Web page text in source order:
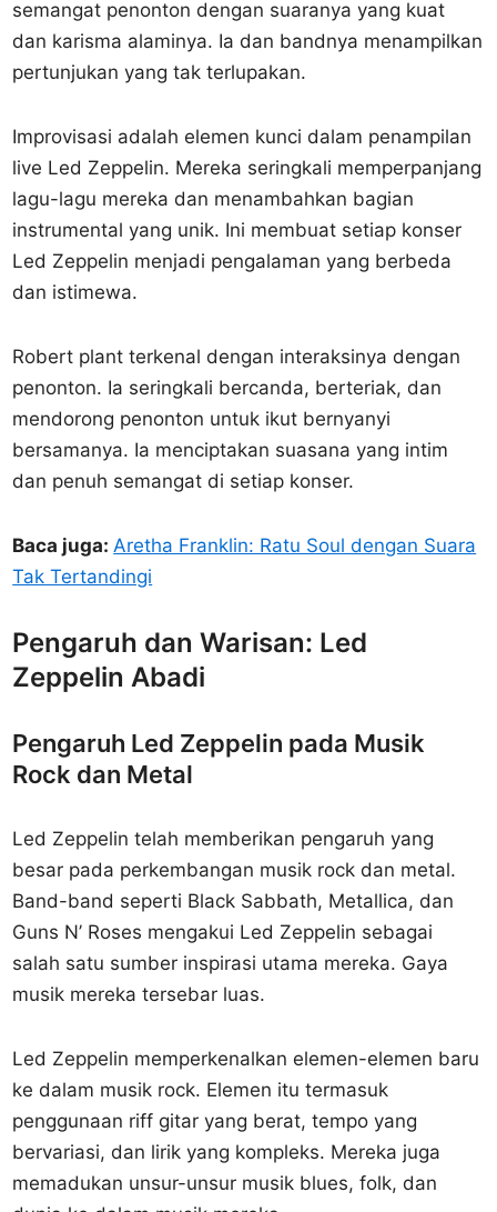
semangat penonton dengan suaranya yang kuat
dan karisma alaminya. Ia dan bandnya menampilkan
pertunjukan yang tak terlupakan.
Improvisasi adalah elemen kunci dalam penampilan
live Led Zeppelin. Mereka seringkali memperpanjang
lagu-lagu mereka dan menambahkan bagian
instrumental yang unik. Ini membuat setiap konser
Led Zeppelin menjadi pengalaman yang berbeda
dan istimewa.
Robert plant terkenal dengan interaksinya dengan
penonton. Ia seringkali bercanda, berteriak, dan
mendorong penonton untuk ikut bernyanyi
bersamanya. Ia menciptakan suasana yang intim
dan penuh semangat di setiap konser.
Baca juga:Aretha Franklin: Ratu Soul dengan Suara
Tak Tertandingi
Pengaruh dan Warisan: Led
Zeppelin Abadi
Pengaruh Led Zeppelin pada Musik
Rock dan Metal
Led Zeppelin telah memberikan pengaruh yang
besar pada perkembangan musik rock dan metal.
Band-band seperti Black Sabbath, Metallica, dan
Guns N’ Roses mengakui Led Zeppelin sebagai
salah satu sumber inspirasi utama mereka. Gaya
musik mereka tersebar luas.
Led Zeppelin memperkenalkan elemen-elemen baru
ke dalam musik rock. Elemen itu termasuk
penggunaan riff gitar yang berat, tempo yang
bervariasi, dan lirik yang kompleks. Mereka juga
memadukan unsur-unsur musik blues, folk, dan